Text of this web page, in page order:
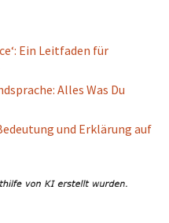
Ein Leitfaden für
Alles Was Du
und Erklärung auf